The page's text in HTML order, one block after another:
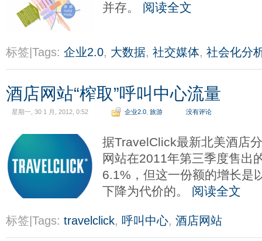
并存。 阅读全文
标签|Tags: 企业2.0, 大数据, 社交媒体, 社会化分
酒店网站“榨取”呼叫中心流量
星期一, 30 1 月, 2012, 0:52 企业2.0 旅游 没有评论
据TravelClick最新北美酒店
网站在2011年第三季度售出
6.1%，但这一份额的增长是
下降为代价的。 阅读全文
标签|Tags: travelclick, 呼叫中心, 酒店网站